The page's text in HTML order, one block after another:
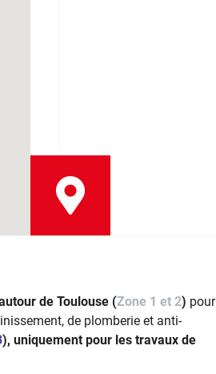
de Toulouse (Zone 1 et 2) pour
de plomberie et anti-
), uniquement pour les travaux de